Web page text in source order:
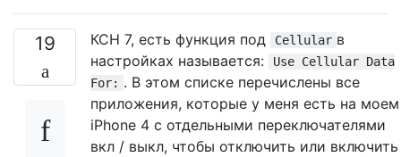
19 КСН 7, есть функция под Cellular в
настройках называется:
Use Cellular Data
For: . В этом списке перечислены все
приложения, которые у меня есть на моем
iPhone 4 с отдельными переключателями
вкл / выкл, чтобы отключить или включить